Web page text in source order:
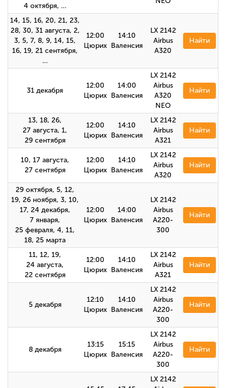
4 октября, …
14, 15, 16, 20, 21, 23,
28, 30, 31 августа, 2,
3, 5, 7, 8, 9, 14, 15,
16, 19, 21 сентября,
…
12:00
Цюрих
14:10
Валенсия
LX 2142
Airbus
А320
Найти
31 декабря
12:00
Цюрих
14:00
Валенсия
LX 2142
Airbus
A320
NEO
Найти
13, 18, 26,
27 августа, 1,
29 сентября
12:00
Цюрих
14:10
Валенсия
LX 2142
Airbus
А321
Найти
10, 17 августа,
27 сентября
12:00
Цюрих
14:10
Валенсия
LX 2142
Airbus
A320
Найти
29 октября, 5, 12,
19, 26 ноября, 3, 10,
17, 24 декабря,
7 января,
25 февраля, 4, 11,
18, 25 марта
12:00
Цюрих
14:00
Валенсия
LX 2142
Airbus
A220-
300
Найти
11, 12, 19,
24 августа,
22 сентября
12:00
Цюрих
14:10
Валенсия
LX 2142
Airbus
A321
Найти
5 декабря
12:10
Цюрих
14:10
Валенсия
LX 2142
Airbus
A220-
300
Найти
8 декабря
13:15
Цюрих
15:15
Валенсия
LX 2142
Airbus
A220-
300
Найти
LX 2142